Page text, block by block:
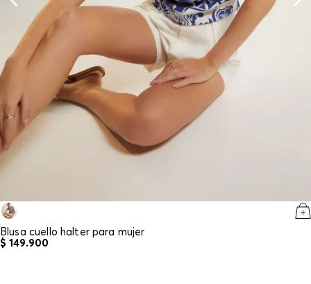
Blusa cuello halter para mujer
$ 149.900